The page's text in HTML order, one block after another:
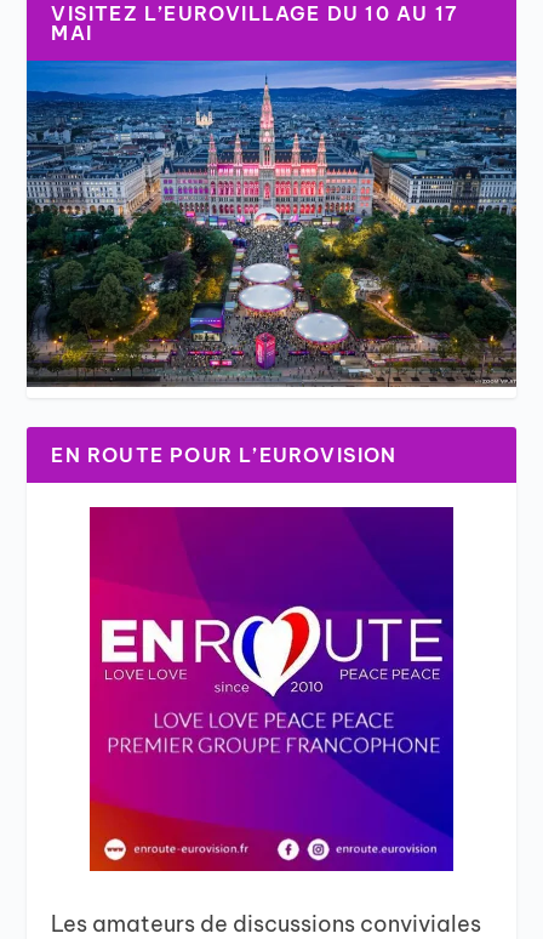
VISITEZ L’EUROVILLAGE DU 10 AU 17
MAI
EN ROUTE POUR L’EUROVISION
Les amateurs de discussions conviviales